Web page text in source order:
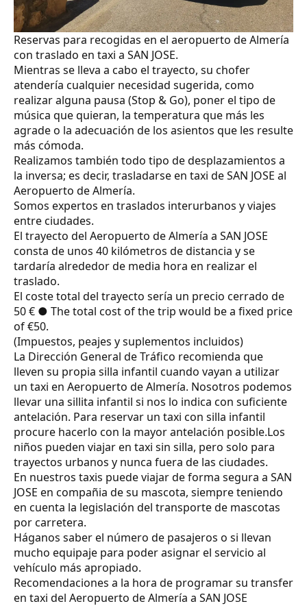
Reservas para recogidas en el aeropuerto de Almería
con traslado en taxi a SAN JOSE.
Mientras se lleva a cabo el trayecto, su chofer
atendería cualquier necesidad sugerida, como
realizar alguna pausa (Stop & Go), poner el tipo de
música que quieran, la temperatura que más les
agrade o la adecuación de los asientos que les resulte
más cómoda.
Realizamos también todo tipo de desplazamientos a
la inversa; es decir, trasladarse en taxi de SAN JOSE al
Aeropuerto de Almería.
Somos expertos en traslados interurbanos y viajes
entre ciudades.
El trayecto del Aeropuerto de Almería a SAN JOSE
consta de unos 40 kilómetros de distancia y se
tardaría alrededor de media hora en realizar el
traslado.
El coste total del trayecto sería un precio cerrado de
50 € ● The total cost of the trip would be a fixed price
of €50.
(Impuestos, peajes y suplementos incluidos)
La Dirección General de Tráfico recomienda que
lleven su propia silla infantil cuando vayan a utilizar
un taxi en Aeropuerto de Almería. Nosotros podemos
llevar una sillita infantil si nos lo indica con suficiente
antelación. Para reservar un taxi con silla infantil
procure hacerlo con la mayor antelación posible.Los
niños pueden viajar en taxi sin silla, pero solo para
trayectos urbanos y nunca fuera de las ciudades.
En nuestros taxis puede viajar de forma segura a SAN
JOSE en compañia de su mascota, siempre teniendo
en cuenta la legislación del transporte de mascotas
por carretera.
Háganos saber el número de pasajeros o si llevan
mucho equipaje para poder asignar el servicio al
vehículo más apropiado.
Recomendaciones a la hora de programar su transfer
en taxi del Aeropuerto de Almería a SAN JOSE